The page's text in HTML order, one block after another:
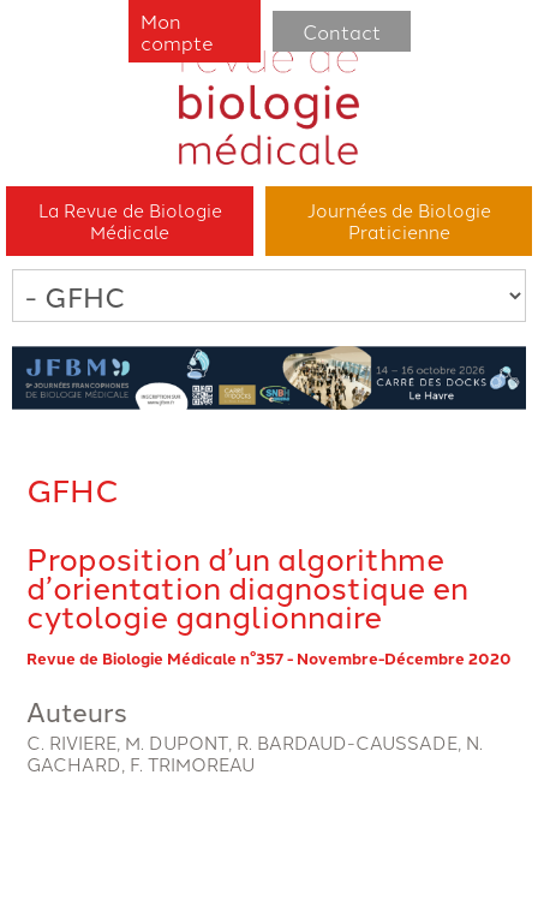
La Revue de Biologie
Médicale
Journées de Biologie
Praticienne
Mon
compte
Contact
GFHC
Proposition d’un algorithme
d’orientation diagnostique en
cytologie ganglionnaire
Revue de Biologie Médicale n°357 - Novembre-Décembre 2020
Auteurs
C. RIVIERE, M. DUPONT, R. BARDAUD-CAUSSADE, N.
GACHARD, F. TRIMOREAU